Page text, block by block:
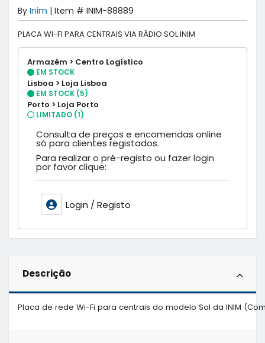
By Inim | Item # INIM-88889
PLACA WI-FI PARA CENTRAIS VIA RÁDIO SOL INIM
Armazém > Centro Logístico
EM STOCK
Lisboa > Loja Lisboa
EM STOCK (5)
Porto > Loja Porto
LIMITADO (1)
Consulta de preços e encomendas online
só para clientes registados.
Para realizar o pré-registo ou fazer login
por favor clique:
Login / Registo
Descrição
Placa de rede Wi-Fi para centrais do modelo Sol da INIM